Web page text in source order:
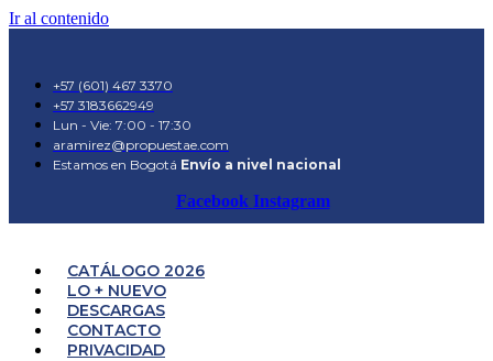
Ir al contenido
+57 (601) 467 3370
+57 3183662949
Lun - Vie: 7:00 - 17:30
aramirez@propuestae.com
Estamos en Bogotá Envío a nivel nacional
Facebook Instagram
CATÁLOGO 2026
LO + NUEVO
DESCARGAS
CONTACTO
PRIVACIDAD